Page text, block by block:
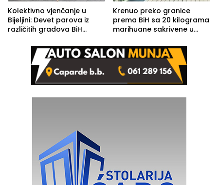
Kolektivno vjenčanje u
Bijeljini: Devet parova iz
različitih gradova BiH
Krenuo preko granice
prema BiH sa 20 kilograma
marihuane sakrivene u